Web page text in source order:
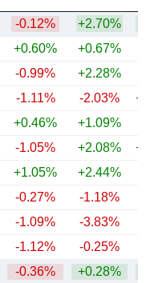
-0.12% +2.70%
+0.60% +0.67%
-0.99% +2.28%
-1.11% -2.03%
+0.46% +1.09%
-1.05% +2.08%
+1.05% +2.44%
-0.27% -1.18%
-1.09% -3.83%
-1.12% -0.25%
-0.36% +0.28%